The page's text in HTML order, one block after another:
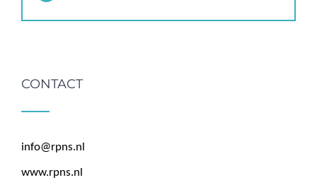
CONTACT
info@rpns.nl
www.rpns.nl